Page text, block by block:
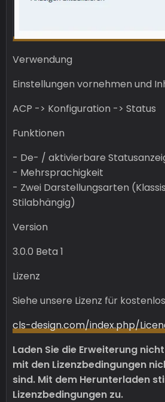
Verwendung
Einstellungen vornehmen und
ACP -> Konfiguration -> Status
Funktionen
- De- / aktivierbare
- Mehrsprachigkeit
- Zwei Darstellungsarten
Stilabhängig)
Version
3.0.0 Beta 1
Lizenz
Siehe unsere Lizenz für
cls-design.com/index.php/
Laden Sie die Erweiterung
mit den Lizenzbedingungen
sind. Mit dem Herunterladen
Lizenzbedingungen zu.